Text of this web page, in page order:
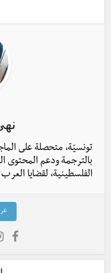
تونسيّة، متحصلة على
بالترجمة ودعم المحتوى
الفلسطينية، لقضايا